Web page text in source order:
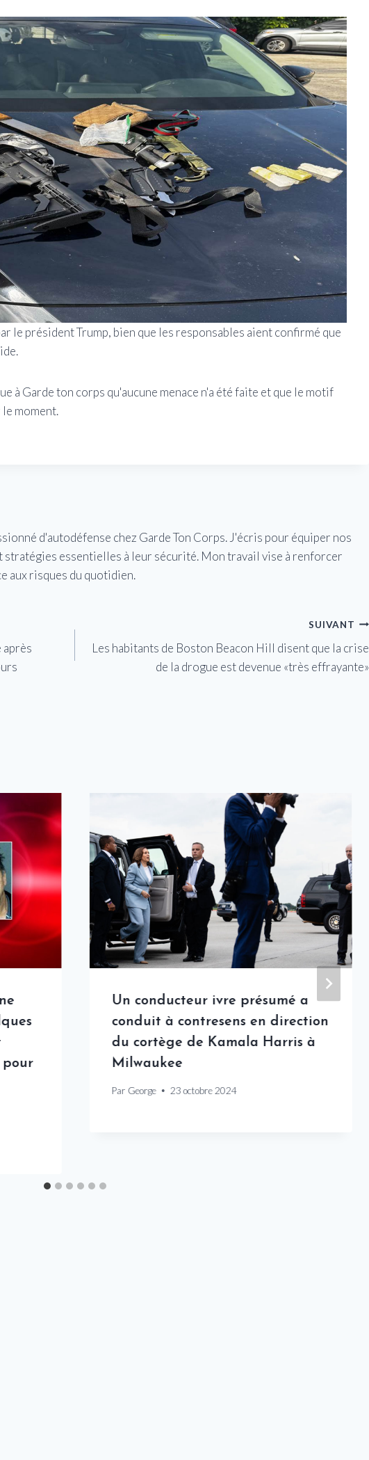
le président Trump, bien que les responsables aient confirmé que
à Garde ton corps qu'aucune menace n'a été faite et que le motif
moment.
d'autodéfense chez Garde Ton Corps. J'écris pour équiper nos
stratégies essentielles à leur sécurité. Mon travail vise à renforcer
aux risques du quotidien.
après
SUIVANT
Les habitants de Boston Beacon Hill disent que la crise
de la drogue est devenue «très effrayante»
pour
Un conducteur ivre présumé a
conduit à contresens en direction
du cortège de Kamala Harris à
Milwaukee
Par George 23 octobre 2024